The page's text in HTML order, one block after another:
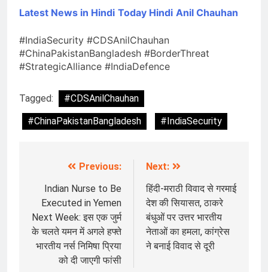
Latest News in Hindi Today Hindi Anil Chauhan
#IndiaSecurity #CDSAnilChauhan
#ChinaPakistanBangladesh #BorderThreat
#StrategicAlliance #IndiaDefence
Tagged:
#CDSAnilChauhan
#ChinaPakistanBangladesh
#IndiaSecurity
navigation
Previous:
Indian Nurse to Be
Executed in Yemen
Next Week: इस एक जुर्म
के चलते यमन में अगले हफ्ते
भारतीय नर्स निमिषा प्रिया
को दी जाएगी फांसी
Next:
हिंदी-मराठी विवाद से गरमाई
देश की सियासत, ठाकरे
बंधुओं पर उत्तर भारतीय
नेताओं का हमला, कांग्रेस
ने बनाई विवाद से दूरी